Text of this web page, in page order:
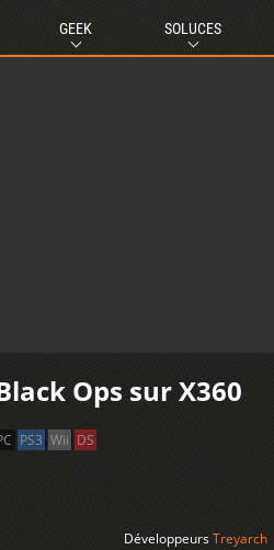
GEEK SOLUCES
Ops sur X360
PS3 Wii DS
DéveloppeursTreyarch